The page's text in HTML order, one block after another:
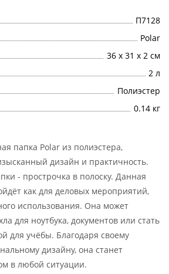
П7128
Polar
36 х 31 х 2 см
2 л
Полиэстер
0.14 кг
папка Polar из полиэстера,
дизайн и практичность.
- прострочка в полоску. Данная
как для деловых мероприятий,
использования. Она может
для ноутбука, документов или стать
для учёбы. Благодаря своему
дизайну, она станет
в любой ситуации.